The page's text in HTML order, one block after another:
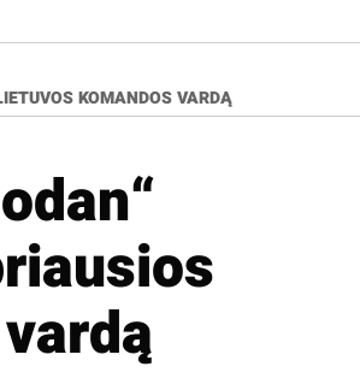
KOMANDOS VARDĄ